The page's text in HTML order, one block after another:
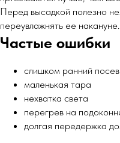
Перед высадкой полезно
переувлажнять ее накануне.
Частые ошибки
слишком ранний посев
маленькая тара
нехватка света
перегрев на
долгая передержка